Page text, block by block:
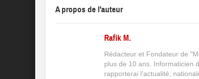
A propos de l'auteur
Rafik M.
Rédacteur et Fondateur de
plus de 10 ans. Informaticien
rapporterai l'actualité,